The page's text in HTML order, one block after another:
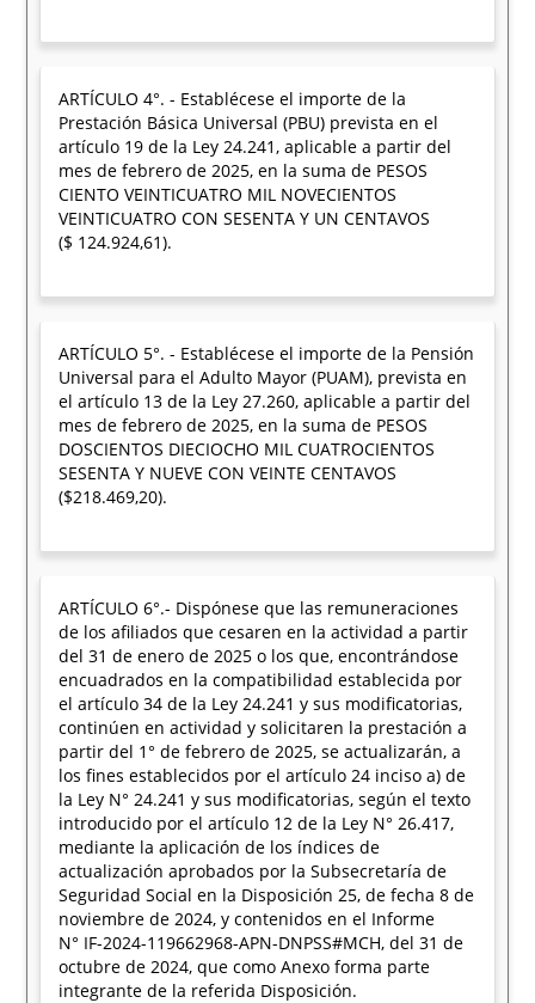
ARTÍCULO 4°. - Establécese el importe de la
Prestación Básica Universal (PBU) prevista en el
artículo 19 de la Ley 24.241, aplicable a partir del
mes de febrero de 2025, en la suma de PESOS
CIENTO VEINTICUATRO MIL NOVECIENTOS
VEINTICUATRO CON SESENTA Y UN CENTAVOS
($ 124.924,61).
ARTÍCULO 5°. - Establécese el importe de la Pensión
Universal para el Adulto Mayor (PUAM), prevista en
el artículo 13 de la Ley 27.260, aplicable a partir del
mes de febrero de 2025, en la suma de PESOS
DOSCIENTOS DIECIOCHO MIL CUATROCIENTOS
SESENTA Y NUEVE CON VEINTE CENTAVOS
($218.469,20).
ARTÍCULO 6°.- Dispónese que las remuneraciones
de los afiliados que cesaren en la actividad a partir
del 31 de enero de 2025 o los que, encontrándose
encuadrados en la compatibilidad establecida por
el artículo 34 de la Ley 24.241 y sus modificatorias,
continúen en actividad y solicitaren la prestación a
partir del 1° de febrero de 2025, se actualizarán, a
los fines establecidos por el artículo 24 inciso a) de
la Ley N° 24.241 y sus modificatorias, según el texto
introducido por el artículo 12 de la Ley N° 26.417,
mediante la aplicación de los índices de
actualización aprobados por la Subsecretaría de
Seguridad Social en la Disposición 25, de fecha 8 de
noviembre de 2024, y contenidos en el Informe
N° IF-2024-119662968-APN-DNPSS#MCH, del 31 de
octubre de 2024, que como Anexo forma parte
integrante de la referida Disposición.